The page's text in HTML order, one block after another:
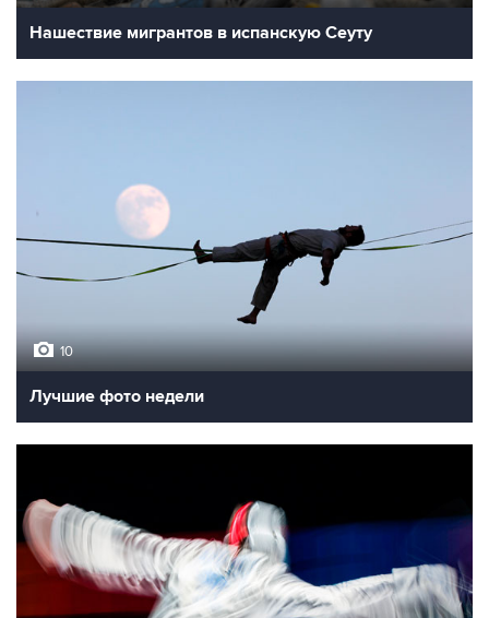
Нашествие мигрантов в испанскую Сеуту
10
Лучшие фото недели